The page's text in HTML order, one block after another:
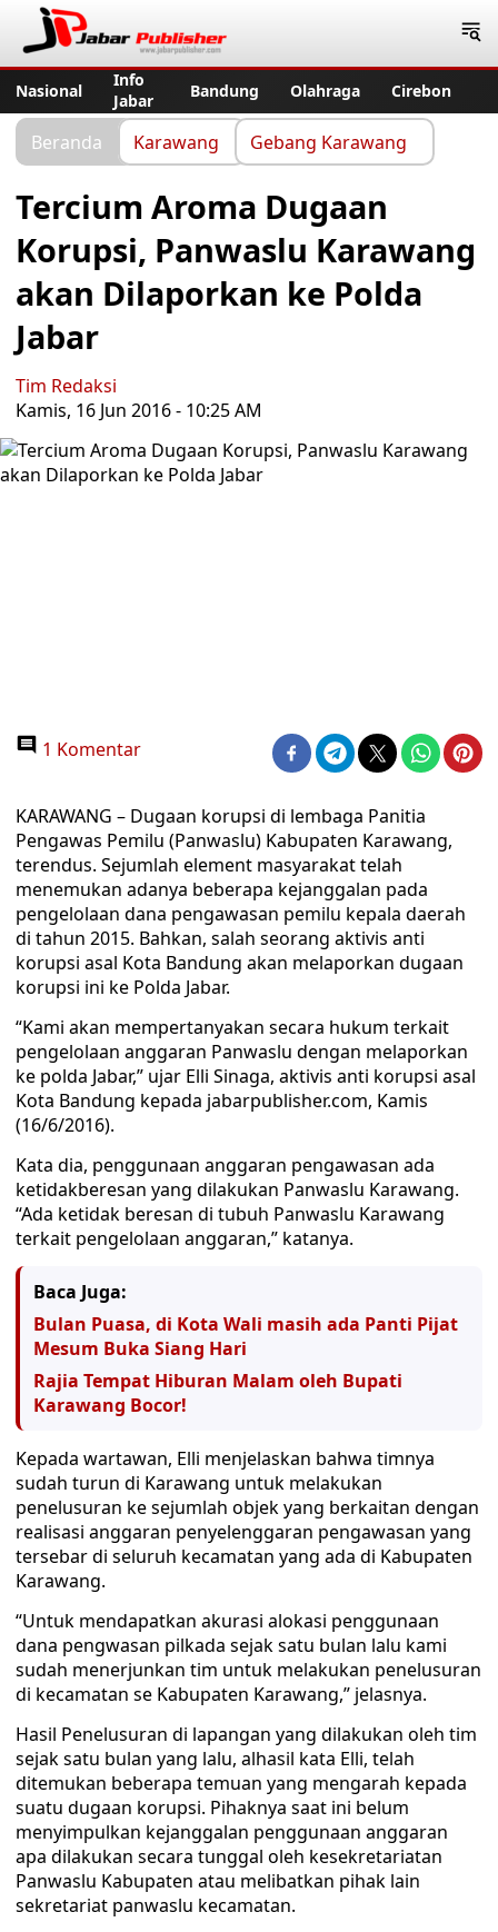
Nasional
Info
Jabar
Bandung Olahraga Cirebon
Beranda Karawang Gebang Karawang
Tercium Aroma Dugaan
Korupsi, Panwaslu Karawang
akan Dilaporkan ke Polda
Jabar
Tim Redaksi
Kamis, 16 Jun 2016 - 10:25 AM
1 Komentar
KARAWANG – Dugaan korupsi di lembaga Panitia
Pengawas Pemilu (Panwaslu) Kabupaten Karawang,
terendus. Sejumlah element masyarakat telah
menemukan adanya beberapa kejanggalan pada
pengelolaan dana pengawasan pemilu kepala daerah
di tahun 2015. Bahkan, salah seorang aktivis anti
korupsi asal Kota Bandung akan melaporkan dugaan
korupsi ini ke Polda Jabar.
“Kami akan mempertanyakan secara hukum terkait
pengelolaan anggaran Panwaslu dengan melaporkan
ke polda Jabar,” ujar Elli Sinaga, aktivis anti korupsi asal
Kota Bandung kepada jabarpublisher.com, Kamis
(16/6/2016).
Kata dia, penggunaan anggaran pengawasan ada
ketidakberesan yang dilakukan Panwaslu Karawang.
“Ada ketidak beresan di tubuh Panwaslu Karawang
terkait pengelolaan anggaran,” katanya.
Baca Juga:
Bulan Puasa, di Kota Wali masih ada Panti Pijat
Mesum Buka Siang Hari
Rajia Tempat Hiburan Malam oleh Bupati
Karawang Bocor!
Kepada wartawan, Elli menjelaskan bahwa timnya
sudah turun di Karawang untuk melakukan
penelusuran ke sejumlah objek yang berkaitan dengan
realisasi anggaran penyelenggaran pengawasan yang
tersebar di seluruh kecamatan yang ada di Kabupaten
Karawang.
“Untuk mendapatkan akurasi alokasi penggunaan
dana pengwasan pilkada sejak satu bulan lalu kami
sudah menerjunkan tim untuk melakukan penelusuran
di kecamatan se Kabupaten Karawang,” jelasnya.
Hasil Penelusuran di lapangan yang dilakukan oleh tim
sejak satu bulan yang lalu, alhasil kata Elli, telah
ditemukan beberapa temuan yang mengarah kepada
suatu dugaan korupsi. Pihaknya saat ini belum
menyimpulkan kejanggalan penggunaan anggaran
apa dilakukan secara tunggal oleh kesekretariatan
Panwaslu Kabupaten atau melibatkan pihak lain
sekretariat panwaslu kecamatan.